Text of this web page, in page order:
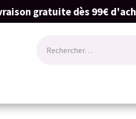
gratuite dès 99€